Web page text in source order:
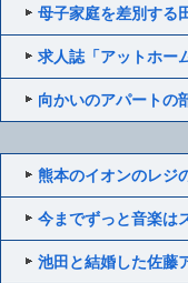
母子家庭を差別する
求人誌「アットホー
向かいのアパートの
熊本のイオンのレジ
今までずっと音楽は
池田と結婚した佐藤